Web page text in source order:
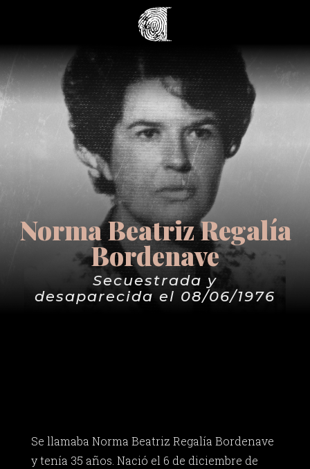
Norma Beatriz Regalía
Bordenave
Secuestrada y
desaparecida el 08/06/1976
Se llamaba Norma Beatriz Regalía Bordenave
y tenía 35 años. Nació el 6 de diciembre de